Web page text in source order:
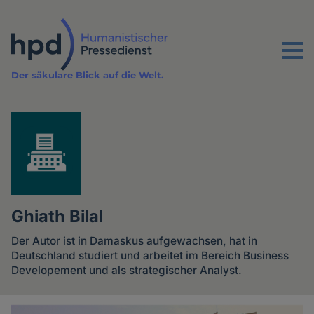
Inhalt
Menu
Der säkulare Blick auf die Welt.
Ghiath Bilal
Der Autor ist in Damaskus aufgewachsen, hat in
Deutschland studiert und arbeitet im Bereich Business
Developement und als strategischer Analyst.